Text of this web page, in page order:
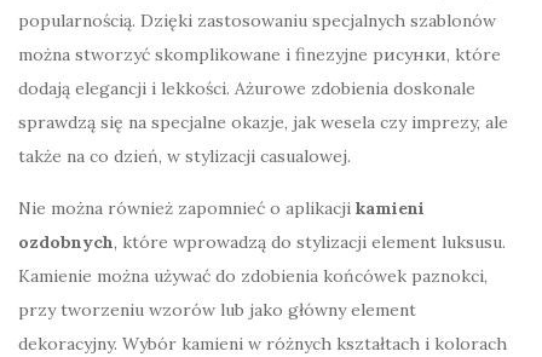
popularnością. Dzięki zastosowaniu specjalnych szablonów
można stworzyć skomplikowane i finezyjne рисунки, które
dodają elegancji i lekkości. Ażurowe zdobienia doskonale
sprawdzą się na specjalne okazje, jak wesela czy imprezy, ale
także na co dzień, w stylizacji casualowej.
Nie można również zapomnieć o aplikacji kamieni
ozdobnych, które wprowadzą do stylizacji element luksusu.
Kamienie można używać do zdobienia końcówek paznokci,
przy tworzeniu wzorów lub jako główny element
dekoracyjny. Wybór kamieni w różnych kształtach i kolorach